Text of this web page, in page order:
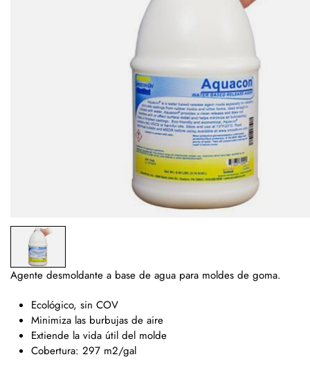
Agente desmoldante a base de agua para moldes de goma.
Ecológico, sin COV
Minimiza las burbujas de aire
Extiende la vida útil del molde
Cobertura: 297 m2/gal